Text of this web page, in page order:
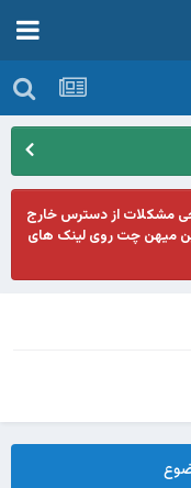
مشکلات از دسترس خارج
میهن چت روی لینک های